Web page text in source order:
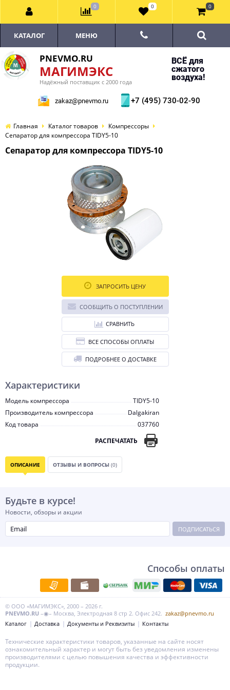
PNEVMO.RU
МАГИМЭКС
Надёжный поставщик с 2000 года
ВСЁ для
сжатого
воздуха!
zakaz@pnevmo.ru +7 (495) 730-02-90
КАТАЛОГ МЕНЮ
Главная Каталог товаров
Компрессоры
Сепаратор для компрессора TIDY5-10
Сепаратор для компрессора TIDY5-10
Характеристики
Модель компрессора
TIDY5-10
Производитель компрессора
Dalgakiran
Код товара
037760
РАСПЕЧАТАТЬ
ЗАПРОСИТЬ ЦЕНУ
СООБЩИТЬ О ПОСТУПЛЕНИИ
СРАВНИТЬ
ВСЕ СПОСОБЫ ОПЛАТЫ
ПОДРОБНЕЕ О ДОСТАВКЕ
ОПИСАНИЕ ОТЗЫВЫ И ВОПРОСЫ (0)
Будьте в курсе!
Новости, обзоры и акции
ПОДПИСАТЬСЯ
Способы оплаты
© ООО «МАГИМЭКС», 2000 – 2026 г.
PNEVMO.RU –◉– Москва, Электродная 8 стр 2. Офис 242. zakaz@pnevmo.ru
Каталог
Доставка Документы и Реквизиты Контакты
0 0 0
Технические характеристики товаров, указанные на сайте носят
ознакомительный характер и могут быть без уведомления изменены
производителями с целью повышения качества и эффективности
продукции.